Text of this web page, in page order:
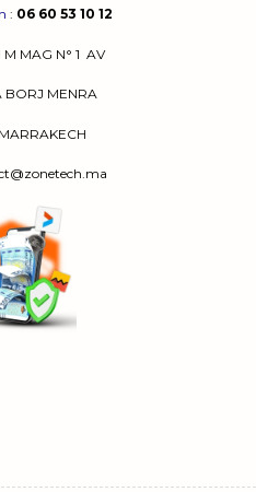
: 06 60 53 10 12
M MAG N° 1 AV
BORJ MENRA